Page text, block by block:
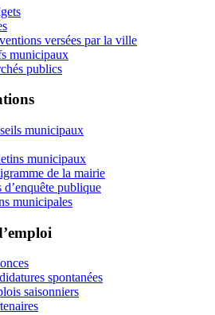
versées par la ville
municipaux
publics
municipaux
municipaux
de la mairie
d’enquête publique
municipales
spontanées
saisonniers